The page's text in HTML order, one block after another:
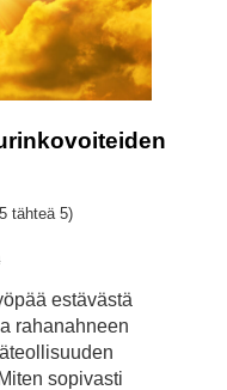
tähteä 5)
estävästä
rahanahneen
sopivasti